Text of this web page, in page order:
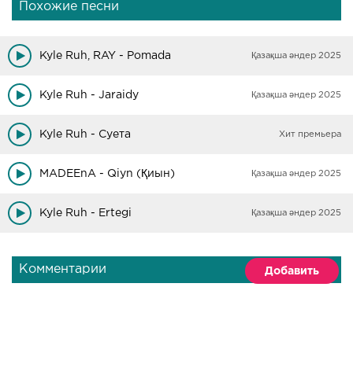
Похожие песни
Kyle Ruh, RAY - Pomada Қазақша әндер 2025
Kyle Ruh - Jaraidy Қазақша әндер 2025
Kyle Ruh - Суета Хит премьера
MADEEnA - Qiyn (Қиын) Қазақша әндер 2025
Kyle Ruh - Ertegi Қазақша әндер 2025
Комментарии Добавить